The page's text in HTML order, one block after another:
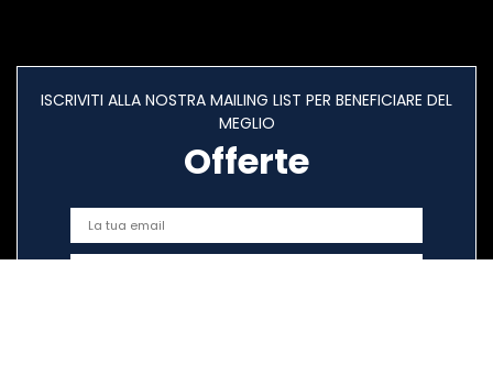
ISCRIVITI ALLA NOSTRA MAILING LIST PER BENEFICIARE DEL
MEGLIO
Offerte